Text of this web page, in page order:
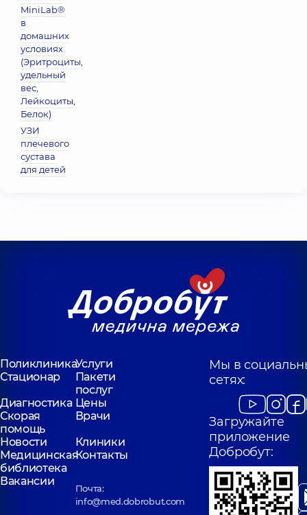
MiniLab®
в
домашних
условиях
(Эритроциты,
удельный
вес,
Лейкоциты,
Белок)
УЗИ
плечевого
сустава
для детей
ПоликлиникаУслуги
Стационар
Пакети
послуг
Диагностика Цены
Скорая
помощь
Врачи
Новости
Клиники
Медицинская
библиотека
Контакты
Вакансии
Почта:
info@med.dobrobut.com
Мы в
сетях:
Загружайте
приложение
Добробут: